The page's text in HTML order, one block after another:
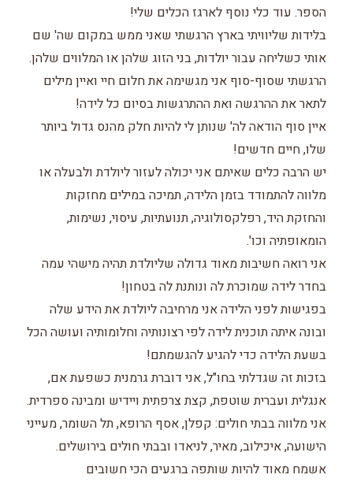
הספר. עוד כלי נוסף לארגז הכלים שלי!
בלידות שליוויתי בארץ הרגשתי שאני ממש במקום שה' שם
אותי כשליחה עבור יולדות, בני הזוג שלהן או המלווים שלהן.
הרגשתי שסוף-סוף אני מגשימה את חלום חיי ואיין מילים
לתאר את ההרגשה ואת ההתרגשות בסיום כל לידה!
איין סוף הודאה לה' שנותן לי להיות חלק מהנס גדול ביותר
שלו, חיים חדשים!
יש הרבה כלים שאיתם אני יכולה לעזור ליולדת ולבעלה או
מלווה להתמודד בזמן הלידה, תמיכה במילים מחזקות
והחזקת היד, רפלקסולוגיה, תנועתיות, עיסוי, נשימות,
הומאופתיה וכו'.
אני רואה חשיבות מאוד גדולה שליולדת תהיה מישהי עמה
בחדר לידה שמוכרת לה ונותנת לה בטחון!
בפגישות לפני הלידה אני מרחיבה ליולדת את הידע שלה
ובונה איתה תוכנית לידה לפי רצונותיה וחלומותיה ועושה הכל
בשעת הלידה כדי להגיע להגשמתם!
בזכות זה שגדלתי בחו"ל, אני דוברת גרמנית כשפעת אם,
אנגלית ועברית שוטפת, קצת צרפתית ויידיש ומבינה ספרדית.
אני מלווה בבתי חולים: קפלן, אסף הרופא, תל השומר, מעייני
הישועה, איכילוב, מאיר, לניאדו ובבתי חולים בירושלים.
אשמח מאוד להיות שותפה ברגעים הכי חשובים